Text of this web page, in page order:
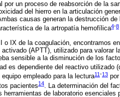
un proceso de reabsorción de la
del hierro en la articulación
causas generan la destrucción
de la artropatía hemofílica4-8
IX de la coagulación, encontramos
(APTT), utilizado para valorar
sensible a la disminución de los
es dependiente del reactivo utilizado
empleado para la lectura11-13
pacientes14. La determinación del
de laboratorio